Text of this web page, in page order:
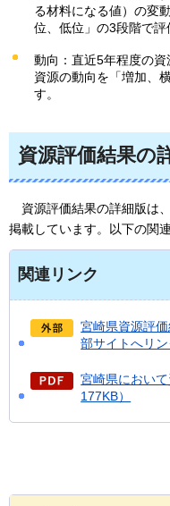
る材料になる値）の変
位、低位」の3段階で評
動向：直近5年程度の
資源の動向を「増加、
す。
資源評価結果の
資源評価結果の詳細版は
掲載しています。以下の関
関連リンク
宮崎県資源評
部サイトへリン
宮崎県におい
177KB）